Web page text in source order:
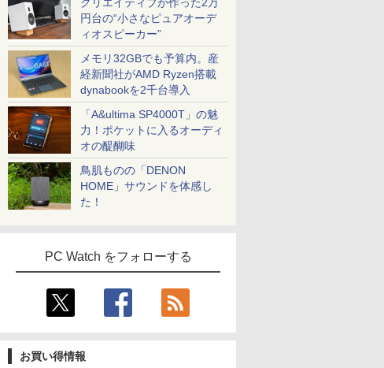
円台の“小さなピュアオーデ
ィオスピーカー”
メモリ32GBでも予算内。産
経新聞社がAMD Ryzen搭載
dynabookを2千台導入
「A&ultima SP4000T」の魅
力！ポケットに入るオーディ
オの醍醐味
鳥肌ものの「DENON
HOME」サウンドを体感し
た！
PC Watch をフォローする
お買い得情報